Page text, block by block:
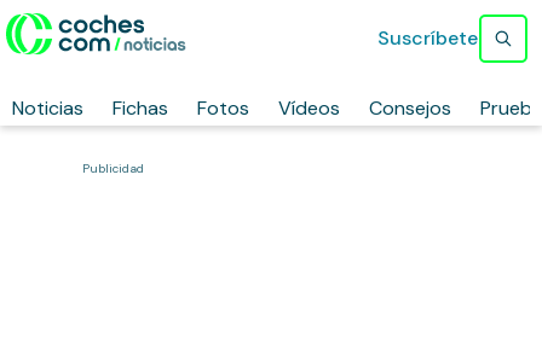
Noticias Fichas Fotos Vídeos Consejos
Suscríbete
Publicidad